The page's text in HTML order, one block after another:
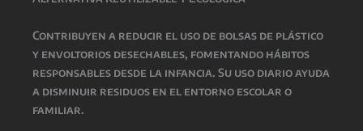
Contribuyen a reducir el uso de bolsas de plástico
y envoltorios desechables, fomentando hábitos
responsables desde la infancia. Su uso diario ayuda
a disminuir residuos en el entorno escolar o
familiar.